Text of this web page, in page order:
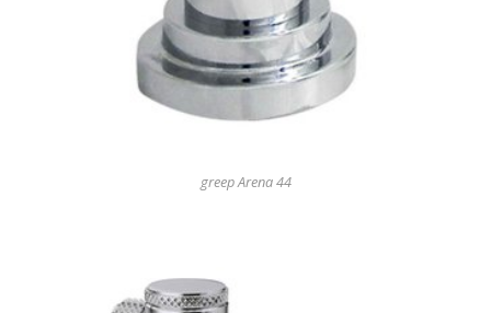
greep Arena 44